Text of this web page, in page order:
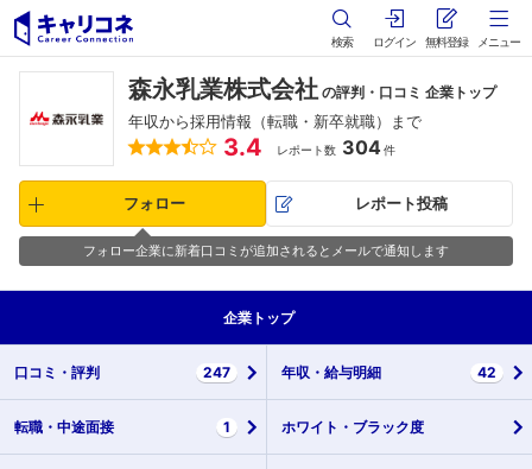
検索 ログイン 無料登録 メニュー
森永乳業株式会社 の評判・口コミ 企業トップ
年収から採用情報（転職・新卒就職）まで
3.4 レポート数 304件
フォロー レポート投稿
フォロー企業に新着口コミが追加されるとメールで通知します
企業 トップ
口コミ・ 評判 247 年収・ 給与明細 42
転職・ 中途面接 1 ホワイト・ ブラック度